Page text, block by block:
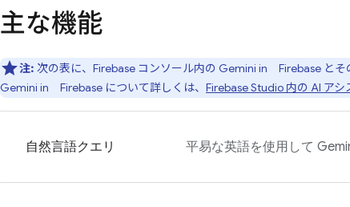
主な機能
注: 次の表に、 Firebaseコンソール内の Gemini in Firebaseとそ
Gemini in Firebase について詳しくは、 Firebase Studio 内の AI アシ
自然言語クエリ 平易な英語を使用して